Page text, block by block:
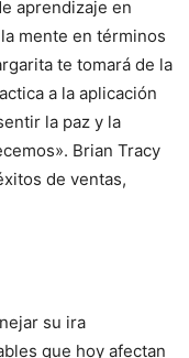
aprendizaje en
mente en términos
te tomará de la
a la aplicación
la paz y la
Brian Tracy
de ventas,
su ira
que hoy afectan